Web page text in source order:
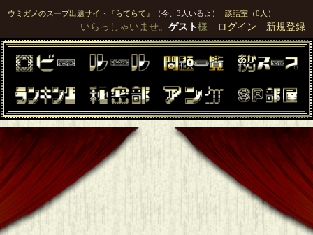
ウミガメのスープ出題サイト『らてらて』 （今、3人いるよ） 談話室（0人）
いらっしゃいませ。 ゲスト様 ログイン 新規登録